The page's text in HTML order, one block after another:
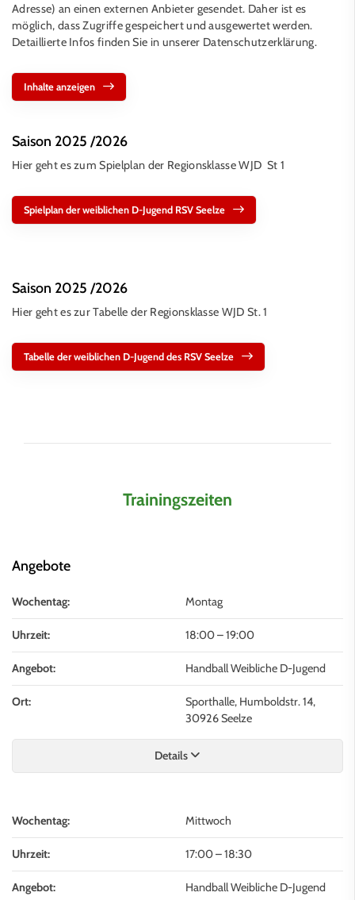
Adresse) an einen externen Anbieter gesendet. Daher ist es
möglich, dass Zugriffe gespeichert und ausgewertet werden.
Detaillierte Infos finden Sie in unserer Datenschutzerklärung.
Inhalte anzeigen
Saison 2025 /2026
Hier geht es zum Spielplan der Regionsklasse WJD St 1
Spielplan der weiblichen D-Jugend RSV Seelze
Saison 2025 /2026
Hier geht es zur Tabelle der Regionsklasse WJD St. 1
Tabelle der weiblichen D-Jugend des RSV Seelze
Trainingszeiten
Angebote
Wochentag: Montag
Uhrzeit: 18:00–19:00
Angebot: Handball Weibliche D-Jugend
Ort:
Sporthalle, Humboldstr. 14,
30926 Seelze
Details
Wochentag: Mittwoch
Uhrzeit: 17:00–18:30
Angebot: Handball Weibliche D-Jugend